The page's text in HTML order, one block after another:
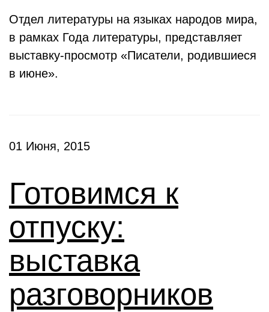
Отдел литературы на языках народов мира,
в рамках Года литературы, представляет
выставку-просмотр «Писатели, родившиеся
в июне».
01 Июня, 2015
Готовимся к
отпуску:
выставка
разговорников